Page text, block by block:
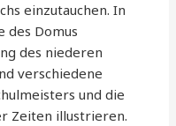
einzutauchen. In
des Domus
des niederen
verschiedene
und die
Zeiten illustrieren.